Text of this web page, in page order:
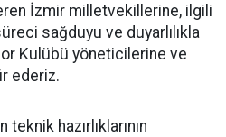
İzmir milletvekillerine, ilgili
sağduyu ve duyarlılıkla
Kulübü yöneticilerine ve
ederiz.
teknik hazırlıklarının